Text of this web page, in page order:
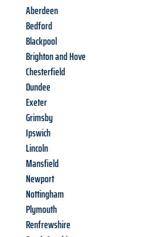
Aberdeen
Bedford
Blackpool
Brighton and Hove
Chesterfield
Dundee
Exeter
Grimsby
Ipswich
Lincoln
Mansfield
Newport
Nottingham
Plymouth
Renfrewshire